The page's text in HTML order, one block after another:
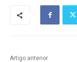
Artigo anterior